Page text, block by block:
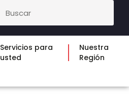
Servicios para
usted
Nuestra
Región